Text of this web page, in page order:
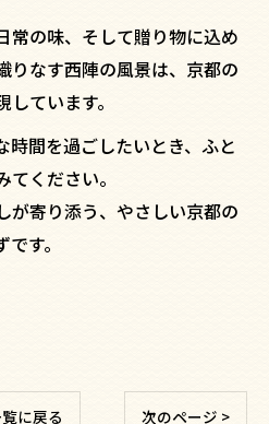
常の味、そして贈り物に込め
なす西陣の風景は、京都の
しています。
時間を過ごしたいとき、ふと
ください。
が寄り添う、やさしい京都の
す。
に戻る 次のページ >